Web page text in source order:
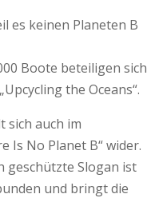
Boote beteiligen sich
the Oceans“.
sich auch im
Is No Planet B“ wider.
geschützte Slogan ist
und bringt die